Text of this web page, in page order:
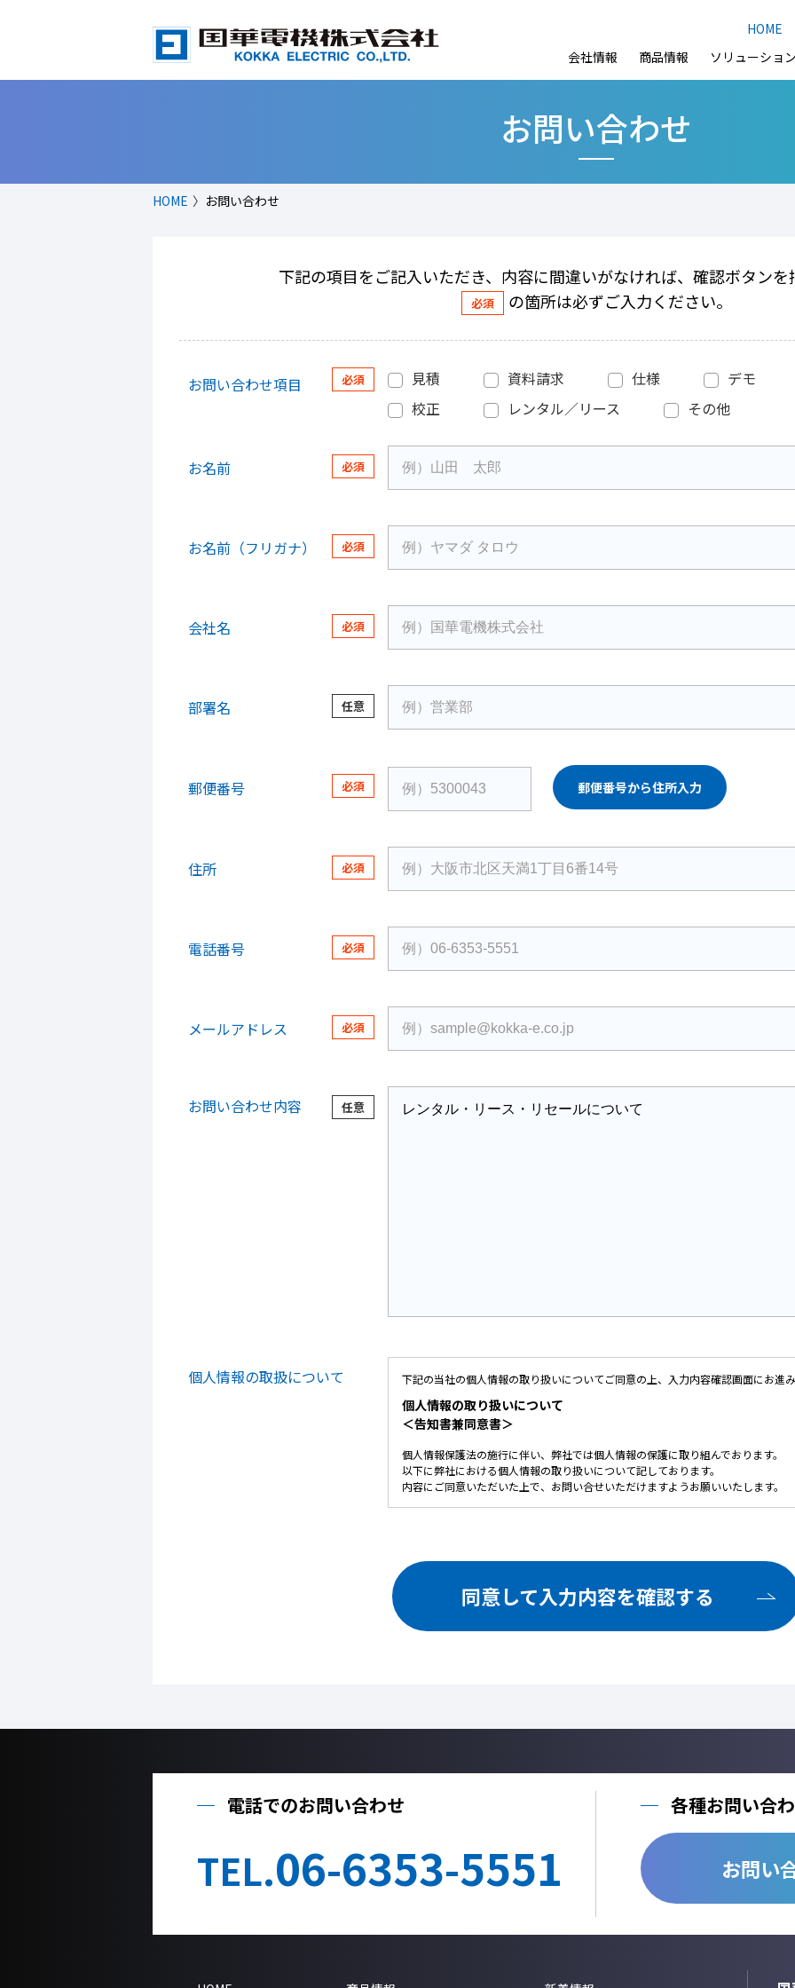
HOME
会社情報
商品情報 ソリューショ
お問い合わせ
HOME お問い合わせ
下記の項目をご記入いただき、内容に間違いがなければ、確認ボタンを
の箇所は必ずご入力ください。
お問い合わせ項目 見積 資料請求 仕様 デモ
校正
レンタル／リース その他
お名前
お名前（フリガナ）
会社名
部署名
郵便番号 郵便番号から住所入力
住所
電話番号
メールアドレス
お問い合わせ内容
個人情報の取扱について 下記の当社の個人情報の取り扱いについてご同意の上、入力内容確認画面にお進み
個人情報の取り扱いについて
＜告知書兼同意書＞
個人情報保護法の施行に伴い、弊社では個人情報の保護に取り組んでおります。
以下に弊社における個人情報の取り扱いについて記しております。
内容にご同意いただいた上で、お問い合せいただけますようお願いいたします。
お取引が発生した場合のクライアント管理のため。
お客様のご利用状況を把握し、今後のサービス改善に役立てるため。
ご提供いただいた個人情報を、法令に定める場合を除き、個人情報を、事前に
しません。
当社への個人情報の利用目的の通知、開示、内容の訂正、追加または削除、
Cookie情報としましては、今後のより良い情報提供を目指す為のアクセス解
情報のみを取得しており、個人情報は取得しておりません。
＜個人情報に関する連絡先＞
国華電機株式会社
webinfo@kokka-e.co.jp
同意して入力内容を確認する
電話でのお問い合わせ
TEL.06-6353-5551
各種お問い合
お問い